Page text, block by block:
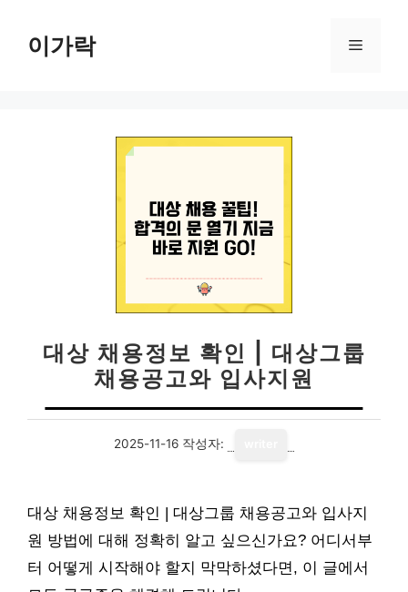
이가락 메
대상 채용정보 확인 | 대상그룹
채용공고와 입사지원
2025-11-16 작성자:
대상 채용정보 확인 | 대상그룹 채용공고와 입사지
원 방법에 대해 정확히 알고 싶으신가요? 어디서부
터 어떻게 시작해야 할지 막막하셨다면, 이 글에서